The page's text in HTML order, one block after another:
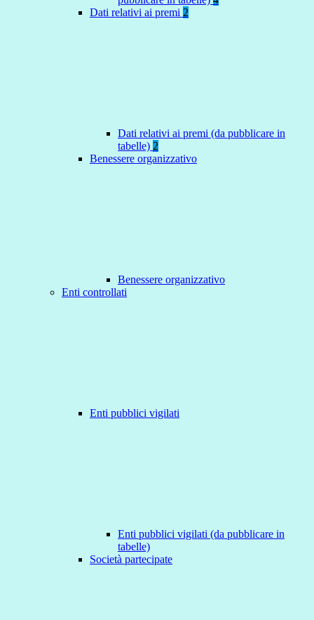
Dati relativi ai premi 2
Dati relativi ai premi (da pubblicare in
tabelle) 2
Benessere organizzativo
Benessere organizzativo
Enti controllati
Enti pubblici vigilati
Enti pubblici vigilati (da pubblicare in
tabelle)
Società partecipate